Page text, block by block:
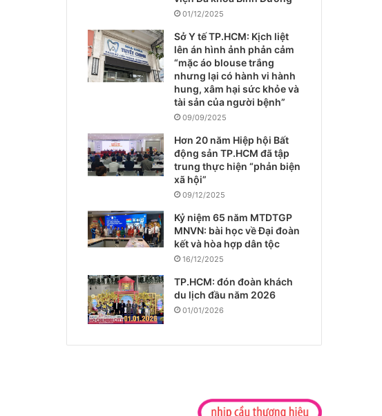
01/12/2025
Sở Y tế TP.HCM: Kịch liệt
lên án hình ảnh phản cảm
“mặc áo blouse trắng
nhưng lại có hành vi hành
hung, xâm hại sức khỏe và
tài sản của người bệnh”
09/09/2025
Hơn 20 năm Hiệp hội Bất
động sản TP.HCM đã tập
trung thực hiện “phản biện
xã hội”
09/12/2025
Kỷ niệm 65 năm MTDTGP
MNVN: bài học về Đại đoàn
kết và hòa hợp dân tộc
16/12/2025
TP.HCM: đón đoàn khách
du lịch đầu năm 2026
01/01/2026